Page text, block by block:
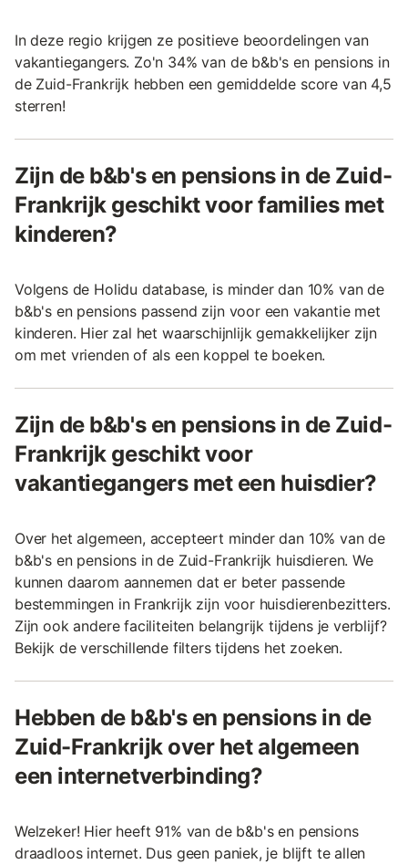
In deze regio krijgen ze positieve beoordelingen van
vakantiegangers. Zo'n 34% van de b&b's en pensions in
de Zuid-Frankrijk hebben een gemiddelde score van 4,5
sterren!
Zijn de b&b's en pensions in de Zuid-
Frankrijk geschikt voor families met
kinderen?
Volgens de Holidu database, is minder dan 10% van de
b&b's en pensions passend zijn voor een vakantie met
kinderen. Hier zal het waarschijnlijk gemakkelijker zijn
om met vrienden of als een koppel te boeken.
Zijn de b&b's en pensions in de Zuid-
Frankrijk geschikt voor
vakantiegangers met een huisdier?
Over het algemeen, accepteert minder dan 10% van de
b&b's en pensions in de Zuid-Frankrijk huisdieren. We
kunnen daarom aannemen dat er beter passende
bestemmingen in Frankrijk zijn voor huisdierenbezitters.
Zijn ook andere faciliteiten belangrijk tijdens je verblijf?
Bekijk de verschillende filters tijdens het zoeken.
Hebben de b&b's en pensions in de
Zuid-Frankrijk over het algemeen
een internetverbinding?
Welzeker! Hier heeft 91% van de b&b's en pensions
draadloos internet. Dus geen paniek, je blijft te allen